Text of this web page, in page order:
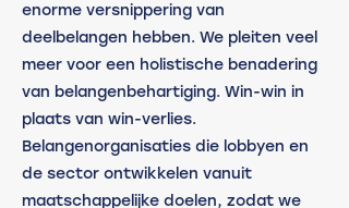
enorme versnippering van
deelbelangen hebben. We pleiten veel
meer voor een holistische benadering
van belangenbehartiging. Win-win in
plaats van win-verlies.
Belangenorganisaties die lobbyen en
de sector ontwikkelen vanuit
maatschappelijke doelen, zodat we